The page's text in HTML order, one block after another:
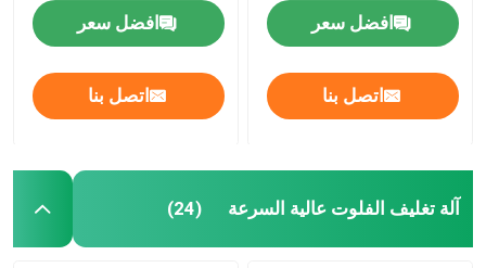
افضل سعر
اتصل بنا
افضل سعر
اتصل بنا
آلة تغليف الفلوت عالية السرعة (24)